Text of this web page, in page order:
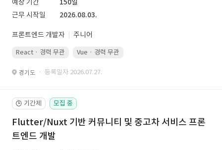
예상 기간
150일
근무 시작일
2026.08.03.
프론트엔드 개발자 주니어
React · 경력 무관 Vue · 경력 무관
경기도 · 등록일자 2026.07.27.
🕒 기간제 모집 중
Flutter/Nuxt 기반 커뮤니티 및 중고차 서비스 프론
트엔드 개발